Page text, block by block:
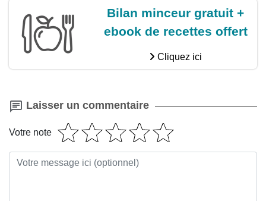
Bilan minceur gratuit +
ebook de recettes offert
Cliquez ici
Laisser un commentaire
Votre note